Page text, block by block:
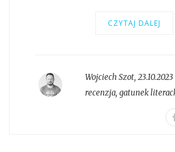
CZYTAJ DALEJ
Wojciech Szot,
recenzja, gatunek